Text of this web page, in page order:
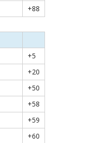
+88
+5
+20
+50
+58
+59
+60